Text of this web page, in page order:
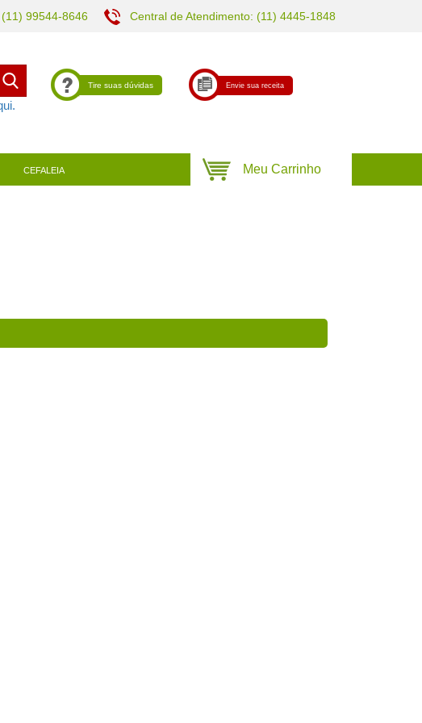
(11) 99544-8646 Central de Atendimento: (11) 4445-1848
Tire suas dúvidas Envie sua receita
CEFALEIA